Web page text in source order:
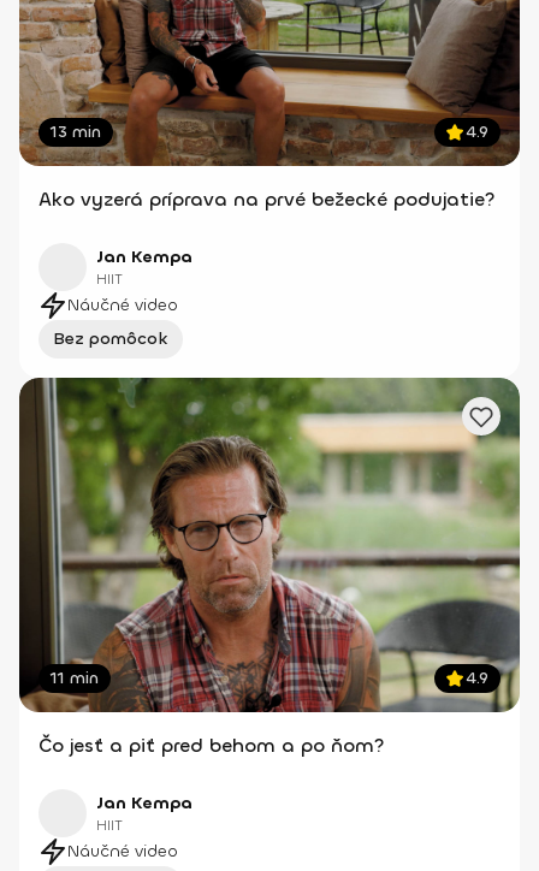
13 min 4.9
Ako vyzerá príprava na prvé bežecké podujatie?
Jan Kempa
HIIT
Náučné video
Bez pomôcok
11 min 4.9
Čo jesť a piť pred behom a po ňom?
Jan Kempa
HIIT
Náučné video